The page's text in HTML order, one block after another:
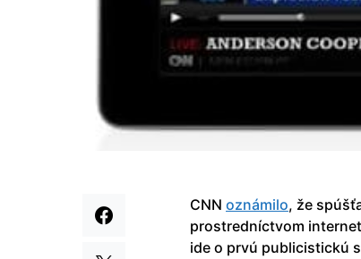
CNN oznámilo, že
prostredníctvom
ide o prvú publicistickú